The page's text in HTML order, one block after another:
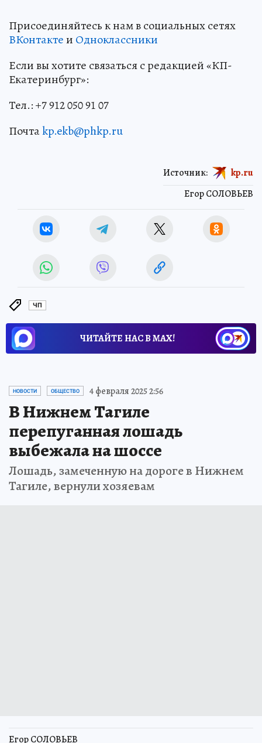
Присоединяйтесь к нам в социальных сетях
ВКонтактеи Одноклассники
Если вы хотите связаться с редакцией «КП-
Екатеринбург»:
Тел.: +7 912 050 91 07
Почтаkp.ekb@phkp.ru
Егор СОЛОВЬЕВ
Источник: kp.ru
ЧП
ЧИТАЙТЕ НАС В МАХ!
НОВОСТИ ОБЩЕСТВО 4 февраля 2025 2:56
В Нижнем Тагиле
перепуганная лошадь
выбежала на шоссе
Лошадь, замеченную на дороге в Нижнем
Тагиле, вернули хозяевам
Егор СОЛОВЬЕВ